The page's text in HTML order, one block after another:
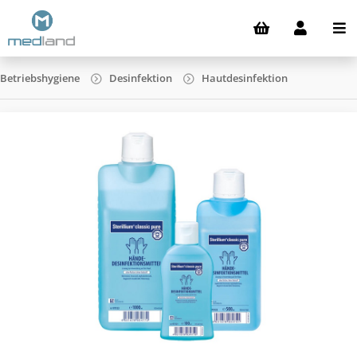
Betriebshygiene Desinfektion Hautdesinfektion